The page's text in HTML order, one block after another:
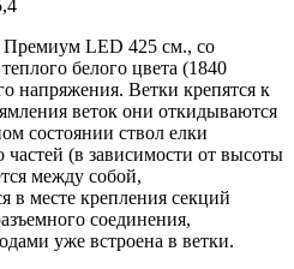
Премиум LED 425 см., со
белого цвета (1840
напряжения. Ветки крепятся к
веток они откидываются
состоянии ствол елки
частей (в зависимости от высоты
между собой,
в месте крепления секций
соединения,
уже встроена в ветки.